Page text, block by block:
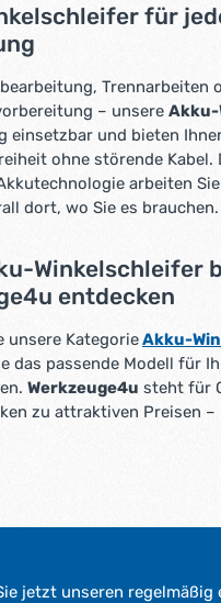
für
Trennarbeiten
– unsere
einsetzbar und bieten
ohne störende Kabel.
arbeiten
dort, wo Sie es brauchen.
Winkelschleifer
entdecken
unsere KategorieAkku-
das passende Modell für
Werkzeuge4u steht für
zu attraktiven Preisen –
jetzt unseren regelmäßig